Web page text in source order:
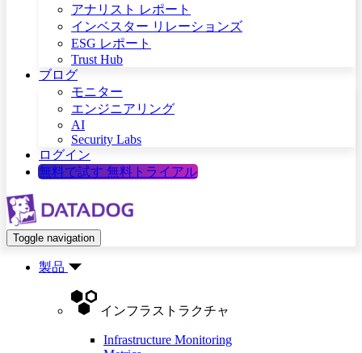
アナリスト レポート
インベスター リレーションズ
ESG レポート
Trust Hub
ブログ
モニター
エンジニアリング
AI
Security Labs
ログイン
無料で試す 無料トライアル
Toggle navigation
製品
インフラストラクチャ
Infrastructure Monitoring